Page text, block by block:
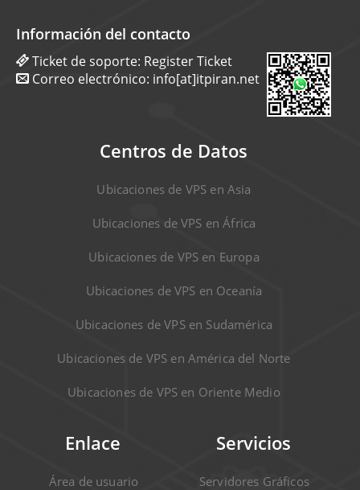
Información del contacto
Ticket de soporte: Register Ticket
Correo electrónico: info[at]itpiran.net
Centros de Datos
Ubicaciones de VPS en Asia
Ubicaciones de VPS en África
Ubicaciones de VPS en Europa
Ubicaciones de VPS en Oceanía
Ubicaciones de VPS en Sudamérica
Ubicaciones de VPS en América del Norte
Ubicaciones de VPS en Oriente Medio
Enlace
Área de usuario
Servicios
Servidores Gráficos